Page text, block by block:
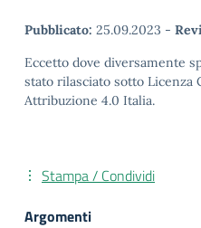
Pubblicato: 25.09.2023 -
Eccetto dove diversamente
stato rilasciato sotto Licenza
Attribuzione 4.0 Italia.
Stampa / Condividi
Argomenti